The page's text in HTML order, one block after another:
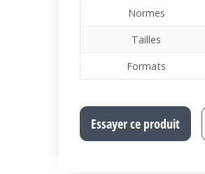
Normes
Tailles
Formats
Essayer ce produit